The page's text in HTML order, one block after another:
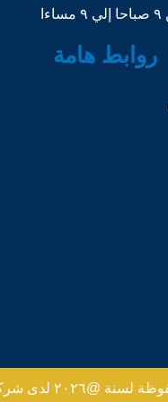
روابط هامة
لدى شركة ديزايني